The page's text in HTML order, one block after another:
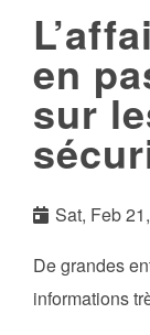
en
sur
Sat, Feb
De grandes
informations